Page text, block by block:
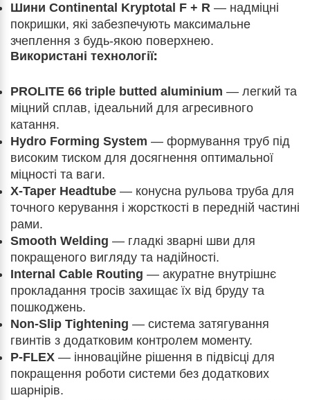
Шини Continental Kryptotal F + R — надміцні
покришки, які забезпечують максимальне
зчеплення з будь-якою поверхнею.
Використані технології:
PROLITE 66 triple butted aluminium — легкий та
міцний сплав, ідеальний для агресивного
катання.
Hydro Forming System — формування труб під
високим тиском для досягнення оптимальної
міцності та ваги.
X-Taper Headtube — конусна рульова труба для
точного керування і жорсткості в передній частині
рами.
Smooth Welding — гладкі зварні шви для
покращеного вигляду та надійності.
Internal Cable Routing — акуратне внутрішнє
прокладання тросів захищає їх від бруду та
пошкоджень.
Non-Slip Tightening — система затягування
гвинтів з додатковим контролем моменту.
P-FLEX — інноваційне рішення в підвісці для
покращення роботи системи без додаткових
шарнірів.